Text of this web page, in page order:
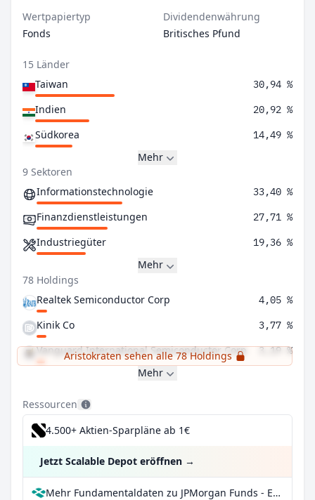
Wertpapiertyp
Fonds
Dividendenwährung
Britisches Pfund
15 Länder
Taiwan
30,94 %
Indien 20,92 %
Südkorea 14,49 %
Mehr
9 Sektoren
Informationstechnologie
33,40 %
Finanzdienstleistungen 27,71 %
Industriegüter 19,36 %
Mehr
78 Holdings
Realtek Semiconductor Corp
4,05 %
Kinik Co 3,77 %
Vanguard International Semiconductor Corp 3,19 %
Aristokraten sehen alle 78 Holdings
Mehr
Ressourcen
4.500+ Aktien-Sparpläne ab 1€
Jetzt Scalable Depot eröffnen →
Mehr Fundamentaldaten zu JPMorgan Funds - Emerging Markets Small Cap Fund A (perf) (dist) bei Parqet